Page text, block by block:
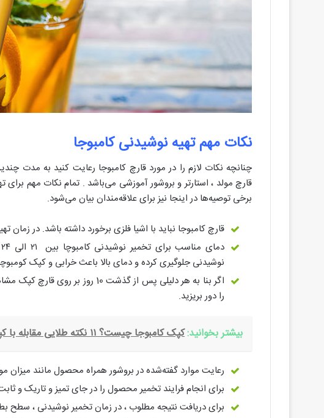
نکات مهم تهیه نوشیدنی کامبوجا
چنانچه نکات لازم را در مورد قارچ کامبوجا رعایت کنید به مدت
قارچ مولد ، استارتر و بروشور آموزشی می‌باشد . تمام نکات مهم
برخی توصیه‌ها در اینجا نیز برای علاقه‌مندان بیان می‌شود.
قارچ کامبوجا نباید با اشیا فلزی برخورد داشته باشد. در زمان
نوشیدنی جلوگیری کرده و دمای بالا باعث خرابی و کپک
اگر بنا به هر دلیلی پس از گذشت
را دور بریزید.
بیشتر بخوانید:کپک کامبوجا چیست؟ ۱۱ نکته طلایی مقابله با کپک کامبوجا
رعایت موارد گفته‌شده در بروشور همراه محصول مانند میزان
برای انجام فرایند تخمیر محصول را در جای تمیز و تاریک و
برای دریافت نتیجه مطلوب ، در زمان تخمیر نوشیدنی ، سطح